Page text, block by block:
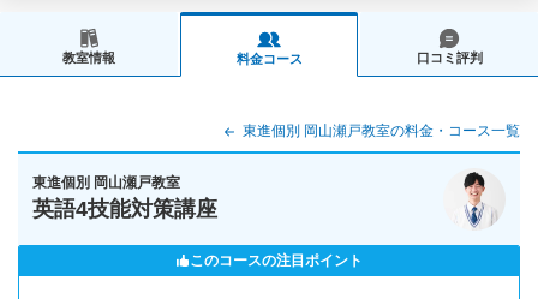
教室情報 料金コース 口コミ評判
東進個別 岡山瀬戸教室の料金・コース一覧
東進個別 岡山瀬戸教室
英語4技能対策講座
このコースの注目ポイント